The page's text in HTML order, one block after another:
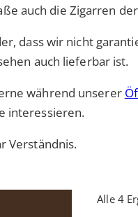
auch die Zigarren
dass wir nicht
auch lieferbar ist.
während unserer
interessieren.
Verständnis.
Alle 4